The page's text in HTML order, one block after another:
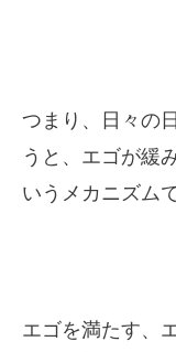
つまり、日々の
うと、エゴが緩
いうメカニズムで
エゴを満たす、